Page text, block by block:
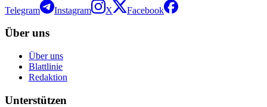
Telegram Instagram X Facebook
Über uns
Über uns
Blattlinie
Redaktion
Unterstützen